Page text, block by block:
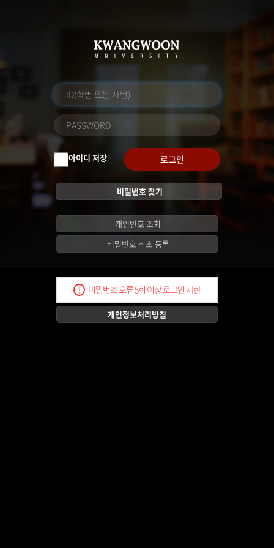
아이디 저장 로그인
비밀번호 찾기
개인번호 조회
비밀번호 최초 등록
! 비밀번호 오류 5회 이상 로그인 제한
개인정보처리방침